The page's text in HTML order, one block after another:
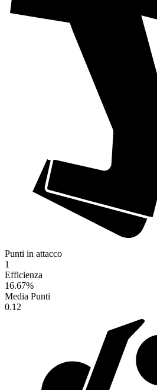
Punti in attacco
1
Efficienza
16.67%
Media Punti
0.12